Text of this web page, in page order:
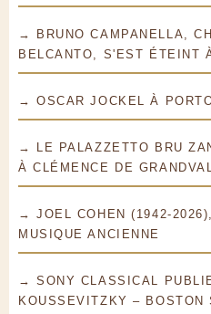
→ BRUNO CAMPANELLA,
BELCANTO, S'EST ÉTEINT
→ OSCAR JOCKEL À
→ LE PALAZZETTO BRU
À CLÉMENCE DE
→ JOEL COHEN (1942-
MUSIQUE ANCIENNE
→ SONY CLASSICAL
KOUSSEVITZKY – BOSTON